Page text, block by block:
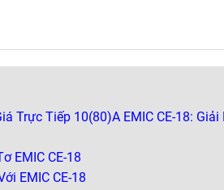
Trực Tiếp 10(80)A EMIC CE-18:
EMIC CE-18
EMIC CE-18